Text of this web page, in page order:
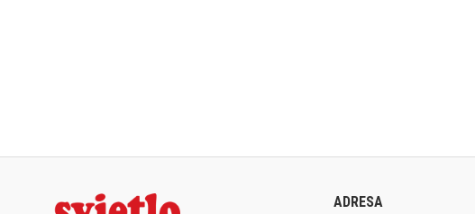
ADRESA